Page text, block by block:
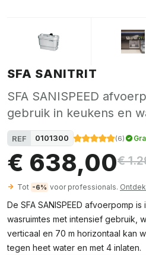
SFA SANITRIT
SFA SANISPEED
gebruik in keukens en
REF 0101300 (6)
€ 638,00€
Tot -6% voor professionals.
De SFA SANISPEED afvoerpomp
wasruimtes met intensief gebruik,
verticaal en 70 m horizontaal kan
tegen heet water en met 4 inlaten.